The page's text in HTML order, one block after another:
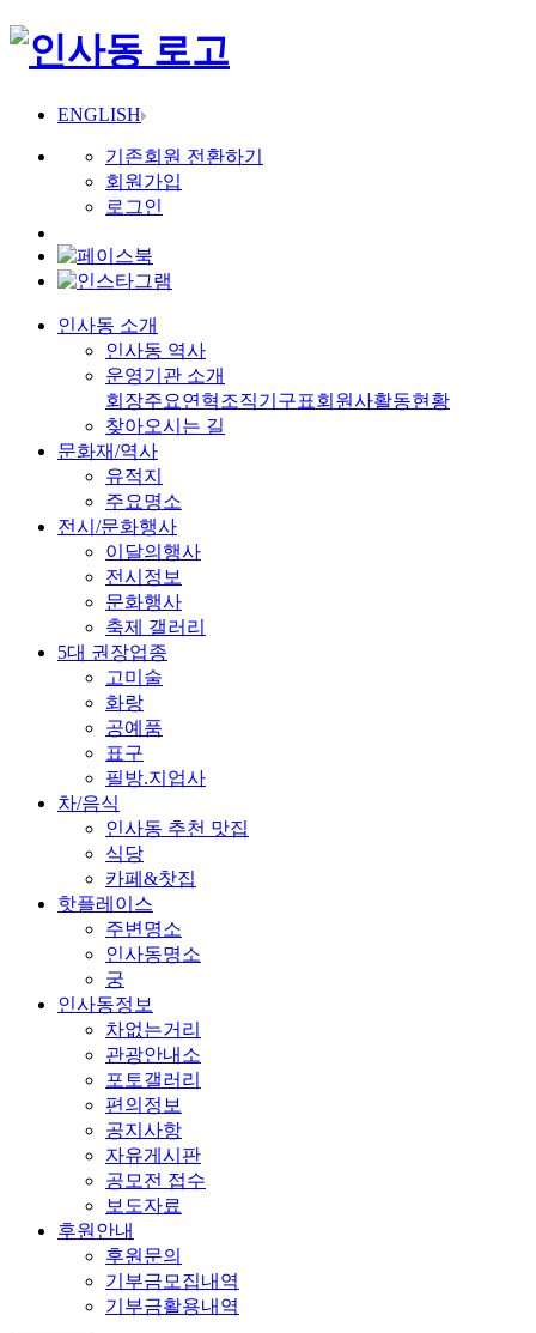
ENGLISH
기존회원 전환하기
회원가입
로그인
인사동 소개
인사동 역사
운영기관 소개
회장주요연혁조직기구표회원사활동현황
찾아오시는 길
문화재/역사
유적지
주요명소
전시/문화행사
이달의행사
전시정보
문화행사
축제 갤러리
5대 권장업종
고미술
화랑
공예품
표구
필방.지업사
차/음식
인사동 추천 맛집
식당
카페&찻집
핫플레이스
주변명소
인사동명소
궁
인사동정보
차없는거리
관광안내소
포토갤러리
편의정보
공지사항
자유게시판
공모전 접수
보도자료
후원안내
후원문의
기부금모집내역
기부금활용내역